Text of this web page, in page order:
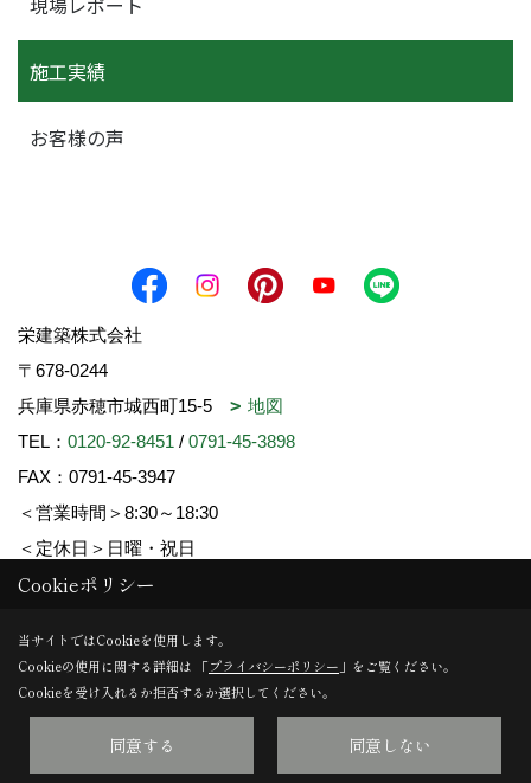
施工実績
お客様の声
栄建築株式会社
〒678-0244
兵庫県赤穂市城西町15-5
地図
TEL： 0120-92-8451 / 0791-45-3898
FAX：0791-45-3947
＜営業時間＞8:30～18:30
＜定休日＞日曜・祝日
Copyright (c) SAKAE-KENCHIKU. All Rights Reserved.
Produced byゴデスクリエイト
Cookieポリシー
当サイトではCookieを使用します。
Cookieの使用に関する詳細は 「プライバシーポリシー 」をご覧ください。
Cookieを受け入れるか拒否するか選択してください。
同意する 同意しない